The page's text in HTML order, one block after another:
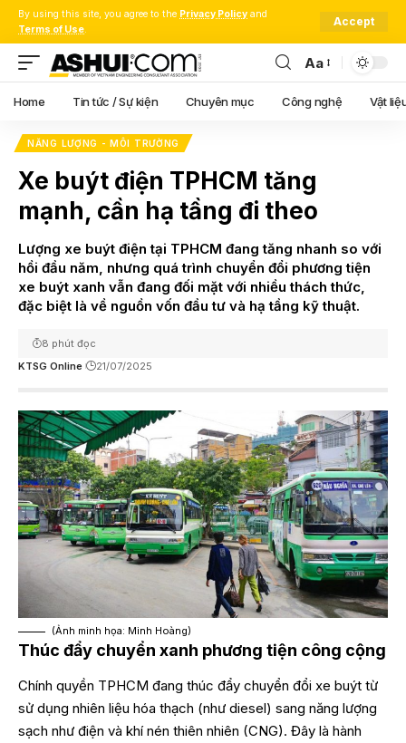
By using this site, you agree to the Privacy Policy and
Terms of Use.
Accept
Font
Resizer
Aa
Home Tin tức / Sự kiện Chuyên mục Công nghệ Vật
NĂNG LƯỢNG - MÔI TRƯỜNG
Xe buýt điện TPHCM tăng
mạnh, cần hạ tầng đi theo
Lượng xe buýt điện tại TPHCM đang tăng nhanh so với
hồi đầu năm, nhưng quá trình chuyển đổi phương tiện
xe buýt xanh vẫn đang đối mặt với nhiều thách thức,
đặc biệt là về nguồn vốn đầu tư và hạ tầng kỹ thuật.
KTSG Online 21/07/2025
8 phút đọc
(Ảnh minh họa: Minh Hoàng)
Thúc đẩy chuyển xanh phương tiện công cộng
Chính quyền TPHCM đang thúc đẩy chuyển đổi xe buýt từ
sử dụng nhiên liệu hóa thạch (như diesel) sang năng lượng
sạch như điện và khí nén thiên nhiên (CNG). Đây là hành